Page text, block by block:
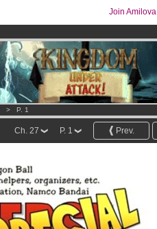
Join Amilova
> P. 1
Prev.
P. 1
Ch. 27